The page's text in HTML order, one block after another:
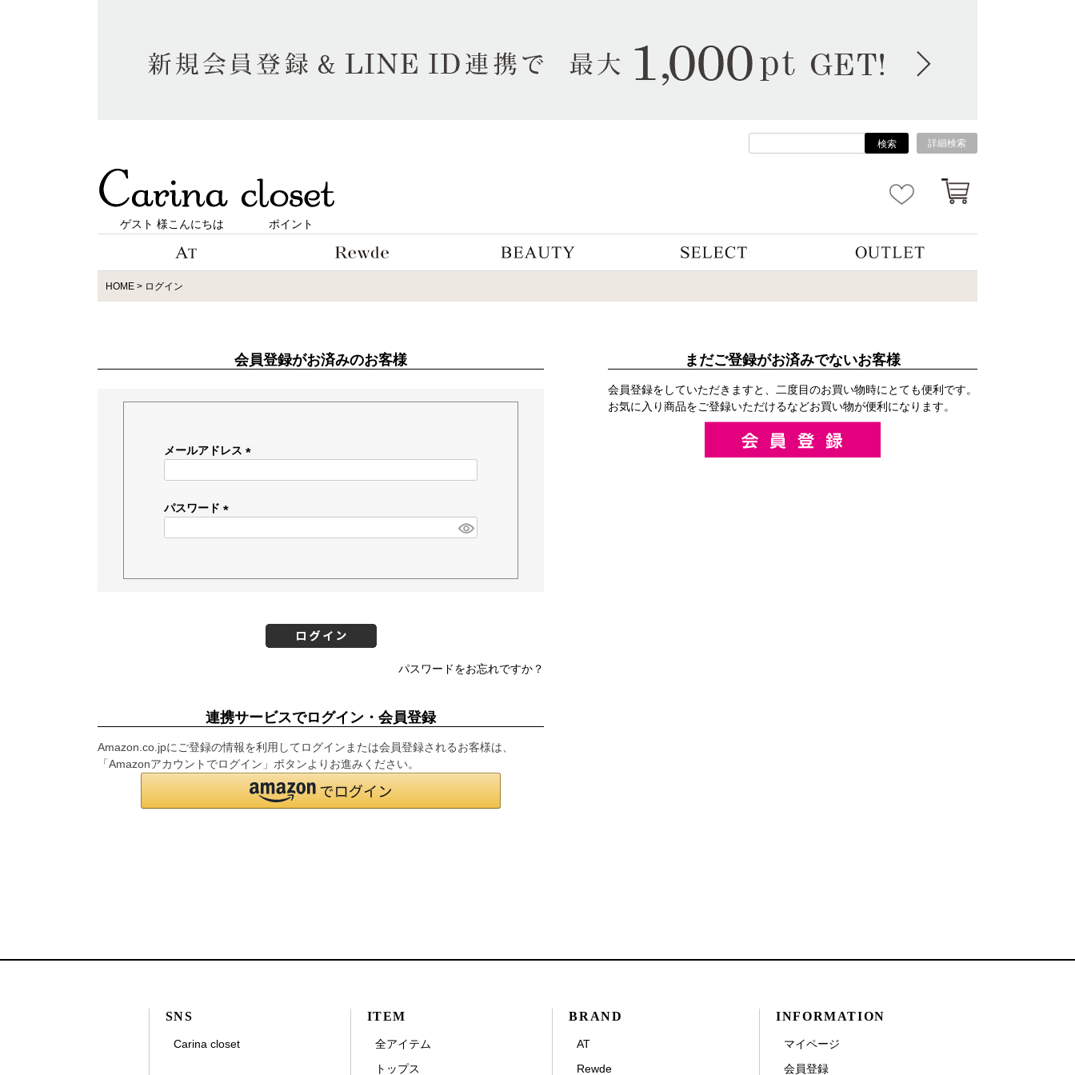
検索 詳細検索
ゲスト 様こんにちは ポイント
HOME ログイン
会員登録がお済みのお客様
メールアドレス
)
パスワード
)
パスワードをお忘れですか？
連携サービスでログイン・会員登録
Amazon.co.jpにご登録の情報を利用してログインまたは会員登録されるお客様は、
「Amazonアカウントでログイン」ボタンよりお進みください。
まだご登録がお済みでないお客様
会員登録をしていただきますと、二度目のお買い物時にとても便利です。
お気に入り商品をご登録いただけるなどお買い物が便利になります。
SNS
Carina closet
ITEM
全アイテム
トップス
BRAND
AT
Rewde
INFORMATION
マイページ
会員登録